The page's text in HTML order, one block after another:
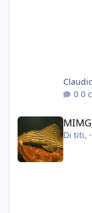
0
MIMG_8139.jpg
Di titi, ·